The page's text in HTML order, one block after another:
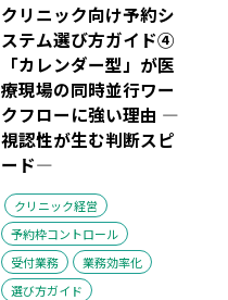
クリニック向け予約シ
ステム選び方ガイド④
「カレンダー型」が医
療現場の同時並行ワー
クフローに強い理由 ―
視認性が生む判断スピ
ード―
クリニック経営
予約枠コントロール
受付業務
業務効率化
選び方ガイド